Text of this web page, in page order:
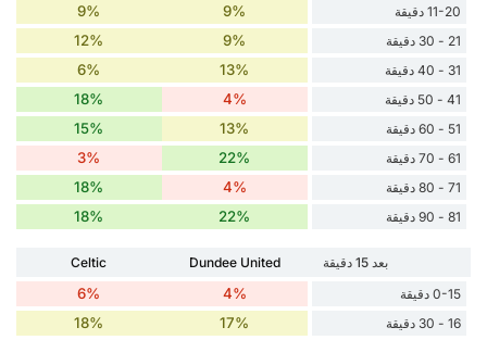
11-20 دقيقة 9%
9%
21 - 30 دقيقة 9%
12%
31 - 40 دقيقة 13%
6%
41 - 50 دقيقة 4%
18%
51 - 60 دقيقة 13%
15%
61 - 70 دقيقة 22%
3%
71 - 80 دقيقة 4%
18%
81 - 90 دقيقة 22%
18%
بعد 15 دقيقة Dundee United
Celtic
0-15 دقيقة
4%
6%
16 - 30 دقيقة 17%
18%